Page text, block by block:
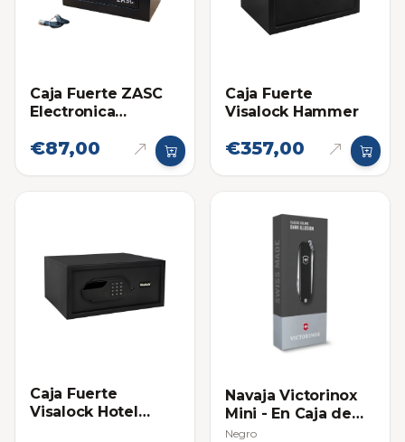
Caja Fuerte ZASC
Electronica
€87,00
Caja Fuerte
Visalock Hammer
€357,00
Caja Fuerte
Visalock Hotel
Navaja Victorinox
Mini - En Caja de
Regalo
Negro